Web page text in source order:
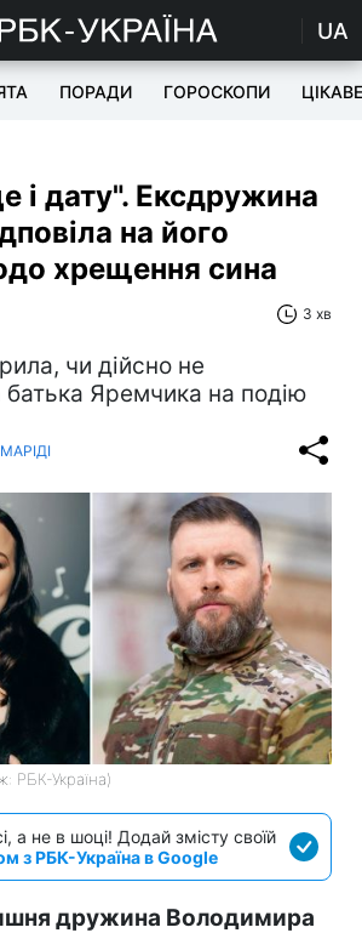
UA
ПОРАДИ ГОРОСКОПИ ЦІКАВЕ
і дату". Ексдружина
на його
хрещення сина
3 хв
чи дійсно не
Яремчика на подію
РБК-Україна)
а не в шоці! Додай змісту своїй
з РБК-Україна в Google
дружина Володимира